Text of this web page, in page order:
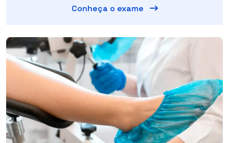
Conheça o exame